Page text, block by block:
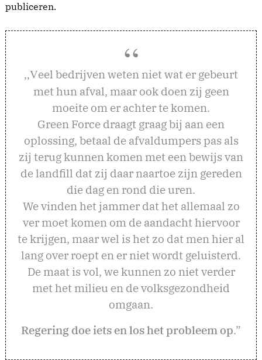
publiceren.
,,Veel bedrijven weten niet wat er gebeurt
met hun afval, maar ook doen zij geen
moeite om er achter te komen.
Green Force draagt graag bij aan een
oplossing, betaal de afvaldumpers pas als
zij terug kunnen komen met een bewijs van
de landfill dat zij daar naartoe zijn gereden
die dag en rond die uren.
We vinden het jammer dat het allemaal zo
ver moet komen om de aandacht hiervoor
te krijgen, maar wel is het zo dat men hier al
lang over roept en er niet wordt geluisterd.
De maat is vol, we kunnen zo niet verder
met het milieu en de volksgezondheid
omgaan.
Regering doe iets en los het probleem op.”